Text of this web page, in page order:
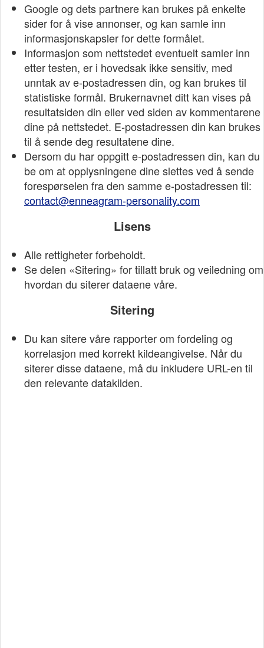
Google og dets partnere kan brukes på enkelte
sider for å vise annonser, og kan samle inn
informasjonskapsler for dette formålet.
Informasjon som nettstedet eventuelt samler inn
etter testen, er i hovedsak ikke sensitiv, med
unntak av e-postadressen din, og kan brukes til
statistiske formål. Brukernavnet ditt kan vises på
resultatsiden din eller ved siden av kommentarene
dine på nettstedet. E-postadressen din kan brukes
til å sende deg resultatene dine.
Dersom du har oppgitt e-postadressen din, kan du
be om at opplysningene dine slettes ved å sende
forespørselen fra den samme e-postadressen til:
contact@enneagram-personality.com
Lisens
Alle rettigheter forbeholdt.
Se delen «Sitering» for tillatt bruk og veiledning om
hvordan du siterer dataene våre.
Sitering
Du kan sitere våre rapporter om fordeling og
korrelasjon med korrekt kildeangivelse. Når du
siterer disse dataene, må du inkludere URL-en til
den relevante datakilden.